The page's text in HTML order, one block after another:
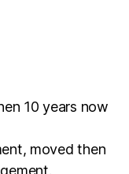
10 years now
moved then